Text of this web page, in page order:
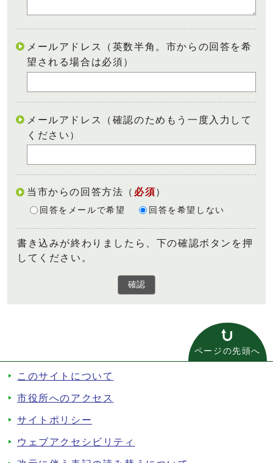
メールアドレス（英数半角。市からの回答を希
望される場合は必須）
メールアドレス（確認のためもう一度入力して
ください）
当市からの回答方法 （ 必須）
回答をメールで希望 回答を希望しない
書き込みが終わりましたら、下の確認ボタンを押
してください。
確認
ページの先頭へ
このサイトについて
市役所へのアクセス
サイトポリシー
ウェブアクセシビリティ